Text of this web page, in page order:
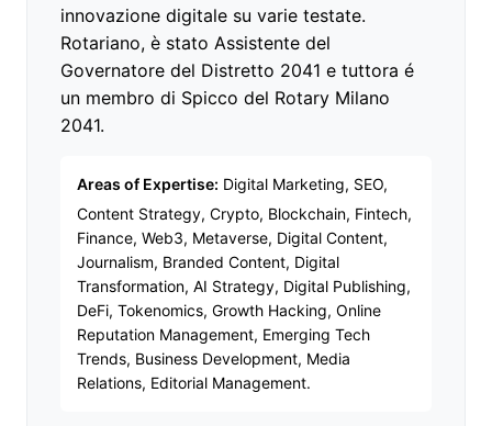
innovazione digitale su varie testate.
Rotariano, è stato Assistente del
Governatore del Distretto 2041 e tuttora é
un membro di Spicco del Rotary Milano
2041.
Areas of Expertise: Digital Marketing, SEO,
Content Strategy, Crypto, Blockchain, Fintech,
Finance, Web3, Metaverse, Digital Content,
Journalism, Branded Content, Digital
Transformation, AI Strategy, Digital Publishing,
DeFi, Tokenomics, Growth Hacking, Online
Reputation Management, Emerging Tech
Trends, Business Development, Media
Relations, Editorial Management.